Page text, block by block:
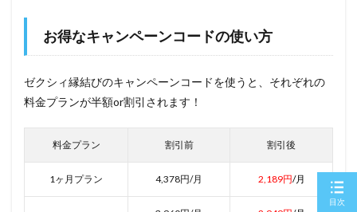
お得なキャンペーンコードの使い方
ゼクシィ縁結びのキャンペーンコードを使うと、それぞれの
料金プランが半額or割引されます！
料金プラン 割引前 割引後
1ヶ月プラン 4,378円/月 2,189円/月
目次